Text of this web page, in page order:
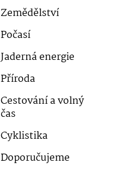
Zemědělství
Počasí
Jaderná energie
Příroda
Cestování a volný
čas
Cyklistika
Doporučujeme